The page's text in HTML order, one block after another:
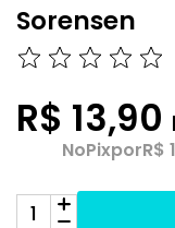
Sorensen
R$ 13,90
NoPixporR$